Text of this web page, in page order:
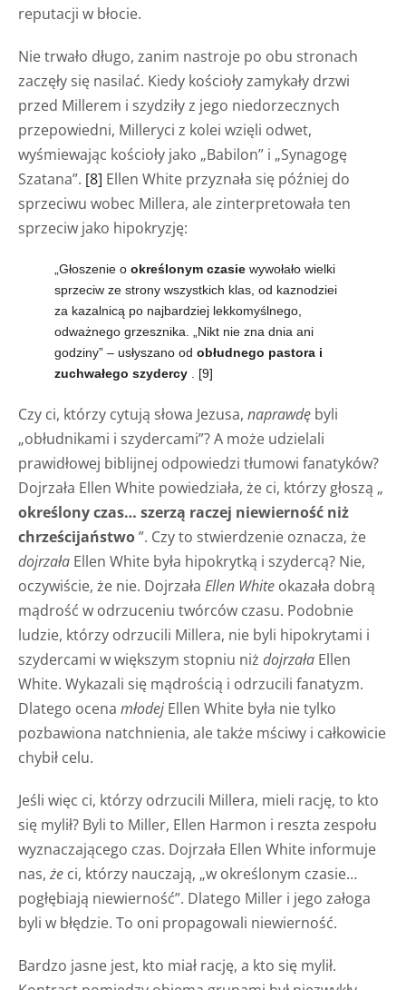
reputacji w błocie.
Nie trwało długo, zanim nastroje po obu stronach
zaczęły się nasilać. Kiedy kościoły zamykały drzwi
przed Millerem i szydziły z jego niedorzecznych
przepowiedni, Milleryci z kolei wzięli odwet,
wyśmiewając kościoły jako „Babilon” i „Synagogę
Szatana”. [8] Ellen White przyznała się później do
sprzeciwu wobec Millera, ale zinterpretowała ten
sprzeciw jako hipokryzję:
„Głoszenie o określonym czasie wywołało wielki
sprzeciw ze strony wszystkich klas, od kaznodziei
za kazalnicą po najbardziej lekkomyślnego,
odważnego grzesznika. „Nikt nie zna dnia ani
godziny” – usłyszano od obłudnego pastora i
zuchwałego szydercy
[9]
Czy ci, którzy cytują słowa Jezusa, naprawdę byli
„obłudnikami i szydercami”? A może udzielali
prawidłowej biblijnej odpowiedzi tłumowi fanatyków?
Dojrzała Ellen White powiedziała, że ci, którzy głoszą „
określony czas… szerzą raczej niewierność niż
chrześcijaństwo”. Czy to stwierdzenie oznacza, że
dojrzała Ellen White była hipokrytką i szydercą? Nie,
oczywiście, że nie. Dojrzała Ellen White okazała dobrą
mądrość w odrzuceniu twórców czasu. Podobnie
ludzie, którzy odrzucili Millera, nie byli hipokrytami i
szydercami w większym stopniu niż dojrzała Ellen
White. Wykazali się mądrością i odrzucili fanatyzm.
Dlatego ocena młodej Ellen White była nie tylko
pozbawiona natchnienia, ale także mściwy i całkowicie
chybił celu.
Jeśli więc ci, którzy odrzucili Millera, mieli rację, to kto
się mylił? Byli to Miller, Ellen Harmon i reszta zespołu
wyznaczającego czas. Dojrzała Ellen White informuje
nas,że ci, którzy nauczają, „w określonym czasie…
pogłębiają niewierność”. Dlatego Miller i jego załoga
byli w błędzie. To oni propagowali niewierność.
Bardzo jasne jest, kto miał rację, a kto się mylił.